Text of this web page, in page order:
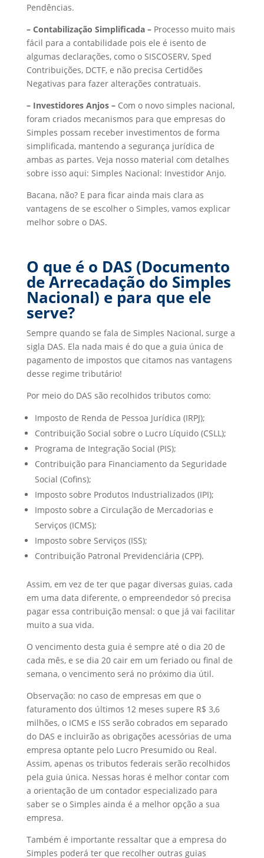
Pendências.
– Contabilização Simplificada –Processo muito mais
fácil para a contabilidade pois ele é isento de
algumas declarações, como o SISCOSERV, Sped
Contribuições, DCTF, e não precisa Certidões
Negativas para fazer alterações contratuais.
– Investidores Anjos –Com o novo simples nacional,
foram criados mecanismos para que empresas do
Simples possam receber investimentos de forma
simplificada, mantendo a segurança jurídica de
ambas as partes. Veja nosso material com detalhes
sobre isso aqui: Simples Nacional: Investidor Anjo.
Bacana, não? E para ficar ainda mais clara as
vantagens de se escolher o Simples, vamos explicar
melhor sobre o DAS.
O que é o DAS (Documento
de Arrecadação do Simples
Nacional) e para que ele
serve?
Sempre quando se fala de Simples Nacional, surge a
sigla DAS. Ela nada mais é do que a guia única de
pagamento de impostos que citamos nas vantagens
desse regime tributário!
Por meio do DAS são recolhidos tributos como:
Imposto de Renda de Pessoa Jurídica (IRPJ);
Contribuição Social sobre o Lucro Líquido (CSLL);
Programa de Integração Social (PIS);
Contribuição para Financiamento da Seguridade
Social (Cofins);
Imposto sobre Produtos Industrializados (IPI);
Imposto sobre a Circulação de Mercadorias e
Serviços (ICMS);
Imposto sobre Serviços (ISS);
Contribuição Patronal Previdenciária (CPP).
Assim, em vez de ter que pagar diversas guias, cada
em uma data diferente, o empreendedor só precisa
pagar essa contribuição mensal: o que já vai facilitar
muito a sua vida.
O vencimento desta guia é sempre até o dia 20 de
cada mês, e se dia 20 cair em um feriado ou final de
semana, o vencimento será no próximo dia útil.
Observação: no caso de empresas em que o
faturamento dos últimos 12 meses supere R$ 3,6
milhões, o ICMS e ISS serão cobrados em separado
do DAS e incluirão as obrigações acessórias de uma
empresa optante pelo Lucro Presumido ou Real.
Assim, apenas os tributos federais serão recolhidos
pela guia única. Nessas horas é melhor contar com
a orientação de um contador especializado para
saber se o Simples ainda é a melhor opção a sua
empresa.
Também é importante ressaltar que a empresa do
Simples poderá ter que recolher outras guias